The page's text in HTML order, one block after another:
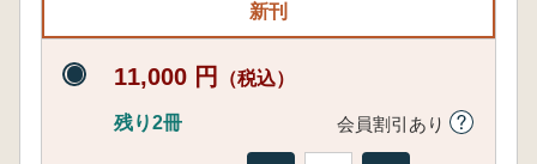
新刊
11,000 円 （税込）
残り2冊 会員割引あり